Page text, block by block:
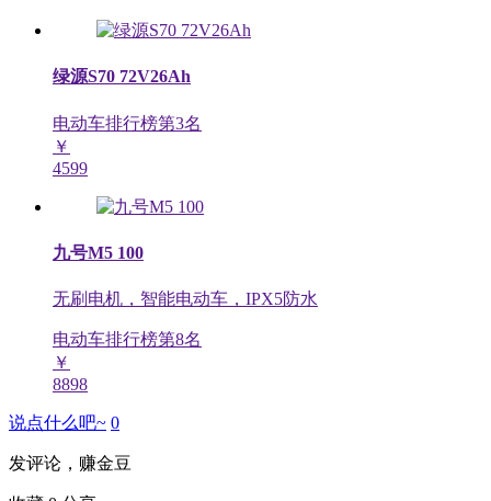
绿源S70 72V26Ah
电动车排行榜第3名
￥
4599
九号M5 100
无刷电机，智能电动车，IPX5防水
电动车排行榜第8名
￥
8898
说点什么吧~ 0
发评论，赚金豆